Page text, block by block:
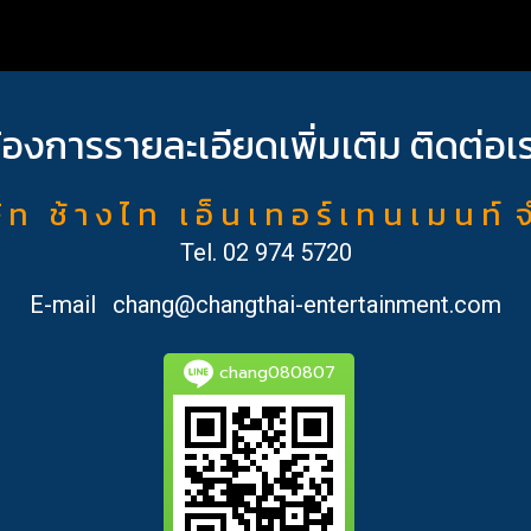
งการรายละเอียดเพิ่มเติม ติดต่อเ
ท ช้ า ง ไ ท เ อ็ น เ ท อ ร์ เ ท น เ ม น ท์
Tel. 02 974 5720
E-mail
chang@changthai-entertainment.com
chang080807